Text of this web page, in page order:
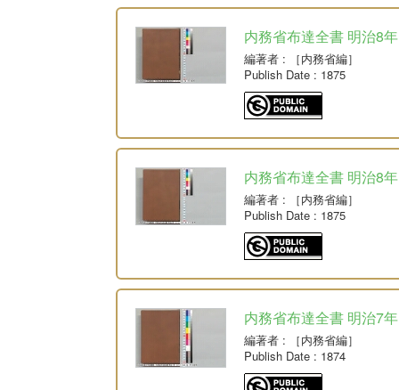
内務省布達全書 明治8年
編著者 : ［内務省編］
Publish Date : 1875
内務省布達全書 明治8年
編著者 : ［内務省編］
Publish Date : 1875
内務省布達全書 明治7年
編著者 : ［内務省編］
Publish Date : 1874